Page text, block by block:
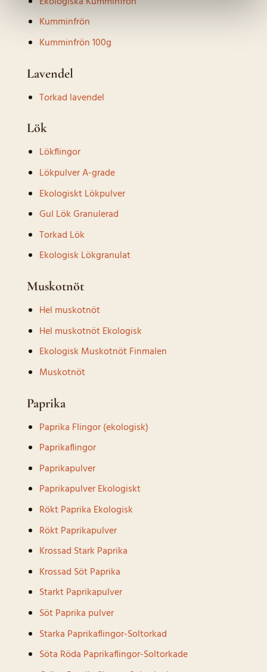
Kumminfrön
Kumminfrön 100g
Lavendel
Torkad lavendel
Lök
Lökflingor
Lökpulver A-grade
Ekologiskt Lökpulver
Gul Lök Granulerad
Torkad Lök
Ekologisk Lökgranulat
Muskotnöt
Hel muskotnöt
Hel muskotnöt Ekologisk
Ekologisk Muskotnöt Finmalen
Muskotnöt
Paprika
Paprika Flingor (ekologisk)
Paprikaflingor
Paprikapulver
Paprikapulver Ekologiskt
Rökt Paprika Ekologisk
Rökt Paprikapulver
Krossad Stark Paprika
Krossad Söt Paprika
Starkt Paprikapulver
Söt Paprika pulver
Starka Paprikaflingor-Soltorkad
Söta Röda Paprikaflingor-Soltorkade